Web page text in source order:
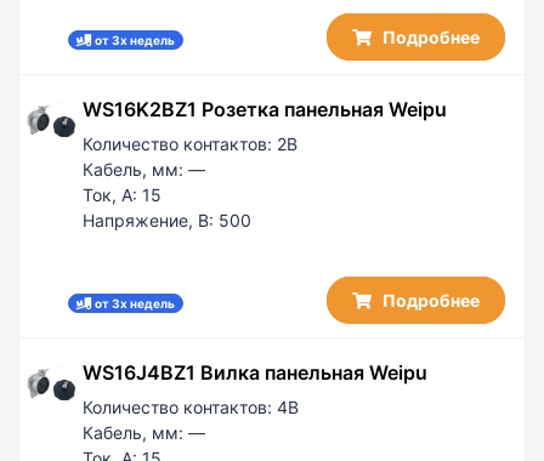
от 3х недель Подробнее
WS16K2BZ1 Розетка панельная Weipu
Количество контактов: 2B
Кабель, мм: —
Ток, А: 15
Напряжение, В: 500
от 3х недель Подробнее
WS16J4BZ1 Вилка панельная Weipu
Количество контактов: 4B
Кабель, мм: —